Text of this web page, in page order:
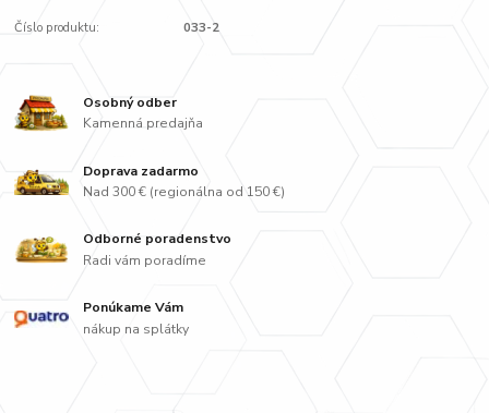
Číslo produktu: 033-2
Osobný odber
Kamenná predajňa
Doprava zadarmo
Nad 300 € (regionálna od 150 €)
Odborné poradenstvo
Radi vám poradíme
Ponúkame Vám
nákup na splátky